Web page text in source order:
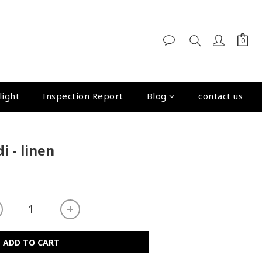
Inspection Report Blog contact us
- linen
ADD TO CART